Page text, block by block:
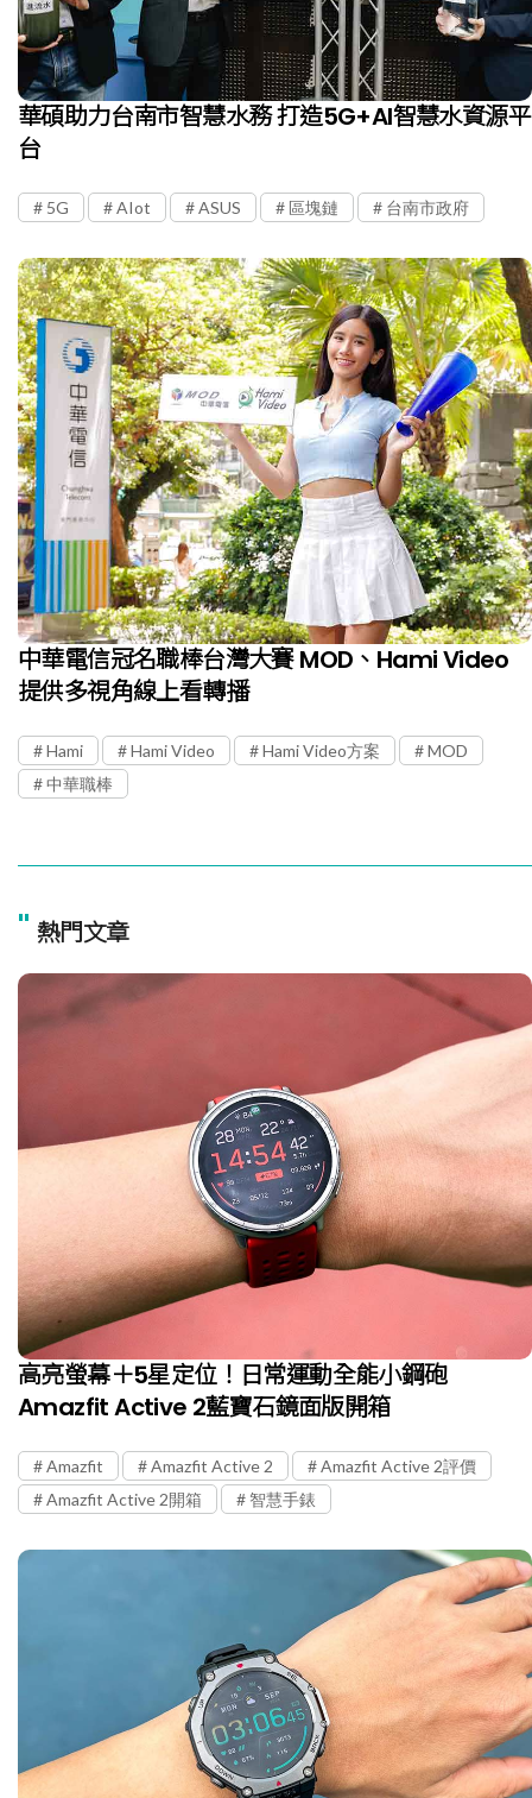
華碩助力台南市智慧水務 打造5G+AI智慧水資源平
台
5G AIot ASUS 區塊鏈 台南市政府
中華電信冠名職棒台灣大賽 MOD、Hami Video
提供多視角線上看轉播
Hami Hami Video Hami Video方案
MOD
中華職棒
" 熱門文章
高亮螢幕＋5星定位！日常運動全能小鋼砲
Amazfit Active 2藍寶石鏡面版開箱
Amazfit Amazfit Active 2
Amazfit Active 2評價
Amazfit Active 2開箱
智慧手錶